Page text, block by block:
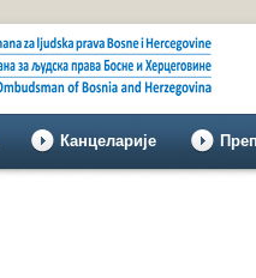
Канцеларије